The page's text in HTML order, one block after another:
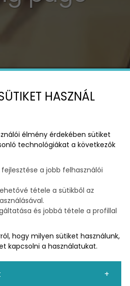
vagy más
vagy érkeznek
emailben, a
interneten).
HASZNÁL
élmény érdekében sütiket
technológiákat a következők
a jobb felhasználói
tétele a sütikből az
és jobbá tétele a profillal
hogy milyen sütiket használunk,
kapcsolni a használatukat.